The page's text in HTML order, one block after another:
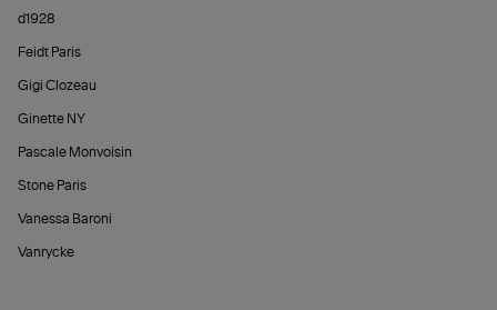
d1928
Feidt Paris
Gigi Clozeau
Ginette NY
Pascale Monvoisin
Stone Paris
Vanessa Baroni
Vanrycke